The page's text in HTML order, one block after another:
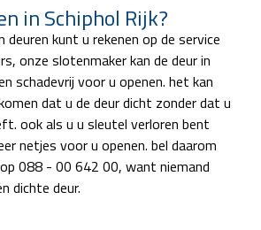
in Schiphol Rijk?
deuren kunt u rekenen op de service
onze slotenmaker kan de deur in
schadevrij voor u openen. het kan
dat u de deur dicht zonder dat u
ook als u u sleutel verloren bent
netjes voor u openen. bel daarom
088 - 00 642 00, want niemand
dichte deur.